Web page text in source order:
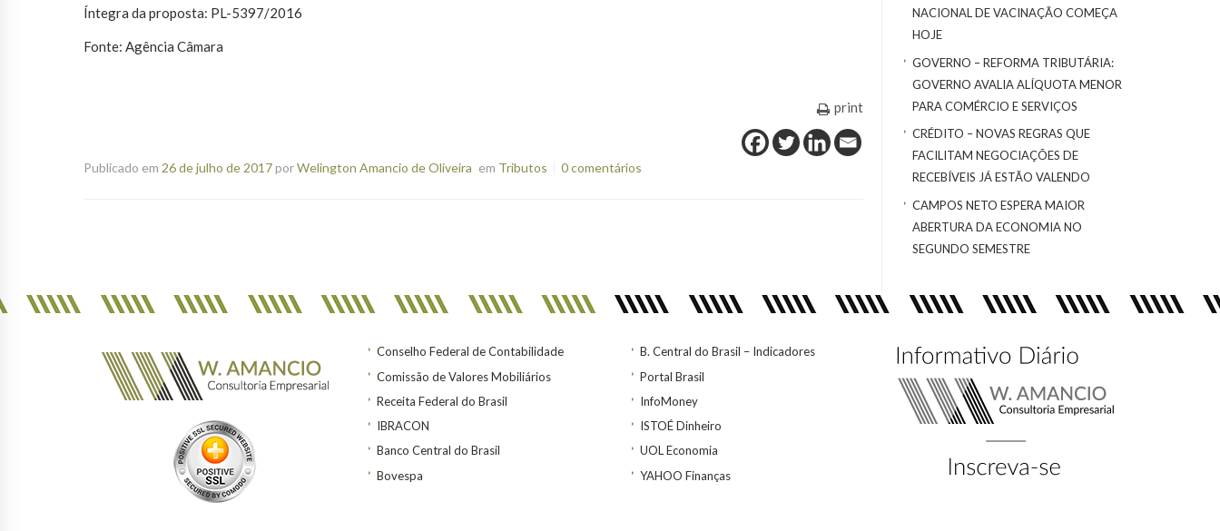
NACIONAL DE VACINAÇÃO COMEÇA
HOJE
GOVERNO – REFORMA TRIBUTÁRIA:
GOVERNO AVALIA ALÍQUOTA MENOR
PARA COMÉRCIO E SERVIÇOS
CRÉDITO – NOVAS REGRAS QUE
FACILITAM NEGOCIAÇÕES DE
RECEBÍVEIS JÁ ESTÃO VALENDO
CAMPOS NETO ESPERA MAIOR
ABERTURA DA ECONOMIA NO
SEGUNDO SEMESTRE
Íntegra da proposta: PL-5397/2016
Fonte: Agência Câmara
print
Publicado em 26 de julho de 2017porWelington Amancio de Oliveira em Tributos 0 comentários
Conselho Federal de Contabilidade
Comissão de Valores Mobiliários
Receita Federal do Brasil
IBRACON
Banco Central do Brasil
Bovespa
B. Central do Brasil – Indicadores
Portal Brasil
InfoMoney
ISTOÉ Dinheiro
UOL Economia
YAHOO Finanças